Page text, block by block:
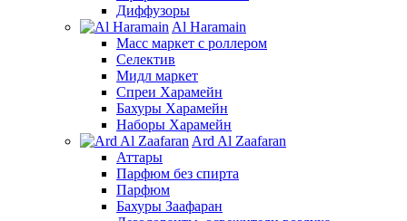
Диффузоры
Al Haramain
Масс маркет с роллером
Селектив
Мидл маркет
Спреи Харамейн
Бахуры Харамейн
Наборы Харамейн
Ard Al Zaafaran
Аттары
Парфюм без спирта
Парфюм
Бахуры Заафаран